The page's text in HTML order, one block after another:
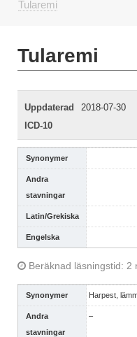
Tularemi
Tularemi
Uppdaterad
2018-07-30
ICD-10
Synonymer
Andra
stavningar
Latin/Grekiska
Engelska
Beräknad läsningstid: 2
Synonymer Harpest,
Andra
stavningar
–